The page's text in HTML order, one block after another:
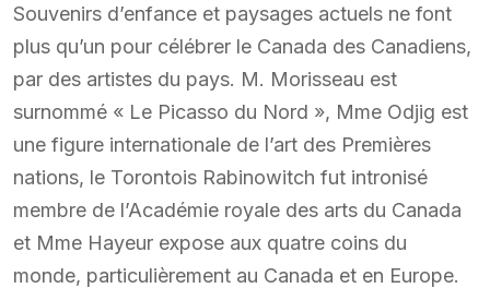
Souvenirs d’enfance et paysages actuels ne font
plus qu’un pour célébrer le Canada des Canadiens,
par des artistes du pays. M. Morisseau est
surnommé « Le Picasso du Nord », Mme Odjig est
une figure internationale de l’art des Premières
nations, le Torontois Rabinowitch fut intronisé
membre de l’Académie royale des arts du Canada
et Mme Hayeur expose aux quatre coins du
monde, particulièrement au Canada et en Europe.